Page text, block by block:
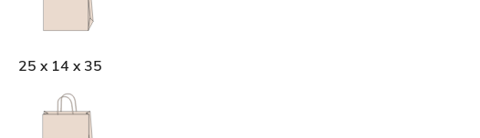
25 x 14 x 35